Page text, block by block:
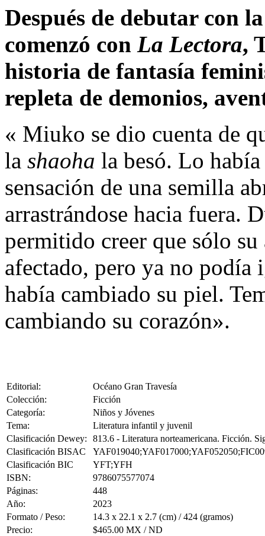
Después de debutar con
comenzó con La Lectora,
historia de fantasía
repleta de demonios,
« Miuko se dio cuenta de
la shaoha la besó. Lo
sensación de una semilla
arrastrándose hacia fuera.
permitido creer que sólo
afectado, pero ya no
había cambiado su piel.
cambiando su corazón».
Editorial:
Océano Gran Travesía
Colección:
Ficción
Categoría:
Niños y Jóvenes
Tema:
Literatura infantil y juvenil
Clasificación Dewey:
813.6 - Literatura norteamericana. Ficción.
Clasificación BISAC
Clasificación BIC
YFT;YFH
ISBN:
9786075577074
Páginas:
448
Año:
2023
Formato / Peso:
14.3 x 22.1 x 2.7 (cm) / 424 (gramos)
Precio:
$465.00 MX / ND